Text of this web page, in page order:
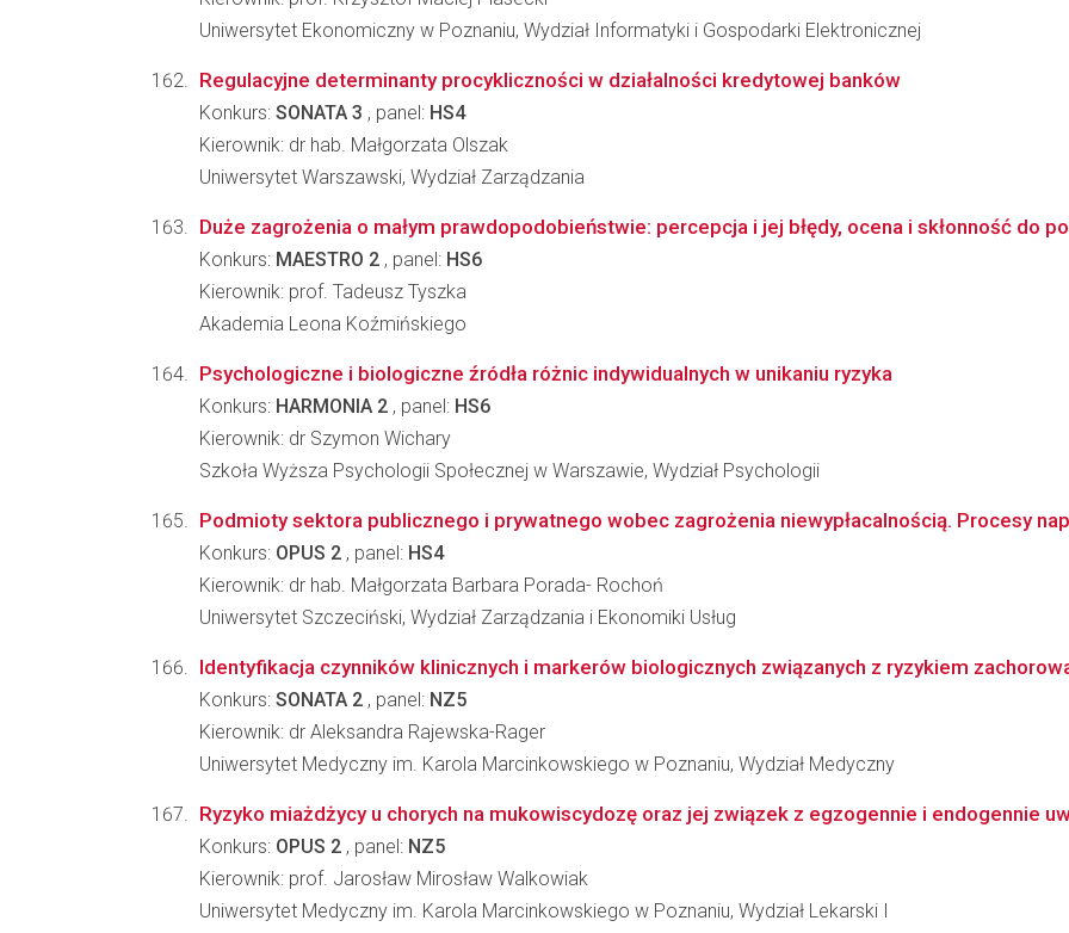
Uniwersytet Ekonomiczny w Poznaniu, Wydział Informatyki i Gospodarki Elektronicznej
Regulacyjne determinanty procykliczności w działalności kredytowej banków
Konkurs: SONATA 3 , panel: HS4
Kierownik: dr hab. Małgorzata Olszak
Uniwersytet Warszawski, Wydział Zarządzania
Duże zagrożenia o małym prawdopodobieństwie: percepcja i jej błędy, ocena i skłonność do
Konkurs: MAESTRO 2 , panel: HS6
Kierownik: prof. Tadeusz Tyszka
Akademia Leona Koźmińskiego
Psychologiczne i biologiczne źródła różnic indywidualnych w unikaniu ryzyka
Konkurs: HARMONIA 2 , panel: HS6
Kierownik: dr Szymon Wichary
Szkoła Wyższa Psychologii Społecznej w Warszawie, Wydział Psychologii
Podmioty sektora publicznego i prywatnego wobec zagrożenia niewypłacalnością. Procesy
Konkurs: OPUS 2 , panel: HS4
Kierownik: dr hab. Małgorzata Barbara Porada- Rochoń
Uniwersytet Szczeciński, Wydział Zarządzania i Ekonomiki Usług
Identyfikacja czynników klinicznych i markerów biologicznych związanych z ryzykiem
Konkurs: SONATA 2 , panel: NZ5
Kierownik: dr Aleksandra Rajewska-Rager
Uniwersytet Medyczny im. Karola Marcinkowskiego w Poznaniu, Wydział Medyczny
Ryzyko miażdżycy u chorych na mukowiscydozę oraz jej związek z egzogennie i endogennie
Konkurs: OPUS 2 , panel: NZ5
Kierownik: prof. Jarosław Mirosław Walkowiak
Uniwersytet Medyczny im. Karola Marcinkowskiego w Poznaniu, Wydział Lekarski I